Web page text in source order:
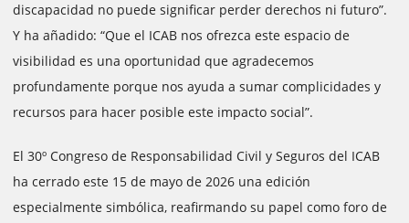
discapacidad no puede significar perder derechos ni futuro”.
Y ha añadido: “Que el ICAB nos ofrezca este espacio de
visibilidad es una oportunidad que agradecemos
profundamente porque nos ayuda a sumar complicidades y
recursos para hacer posible este impacto social”.
El 30º Congreso de Responsabilidad Civil y Seguros del ICAB
ha cerrado este 15 de mayo de 2026 una edición
especialmente simbólica, reafirmando su papel como foro de